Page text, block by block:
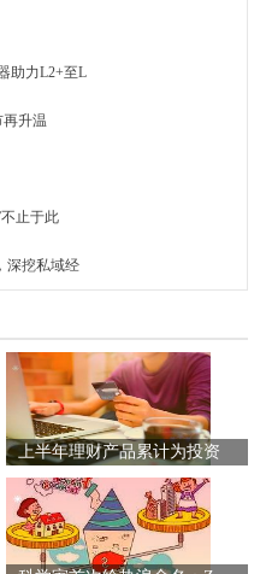
助力L2+至L
升温
止于此
深挖私域经
上半年理财产品累计为投资